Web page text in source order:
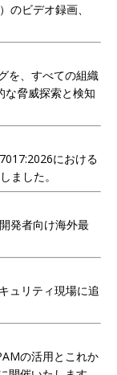
のビデオ録画、
を、すべての組織
な脅威探索と検知
における
ました。
発者向け海外最
ュリティ現場に追
の活用とこれか